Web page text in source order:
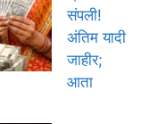
संपली!
अंतिम यादी
जाहीर;
आता